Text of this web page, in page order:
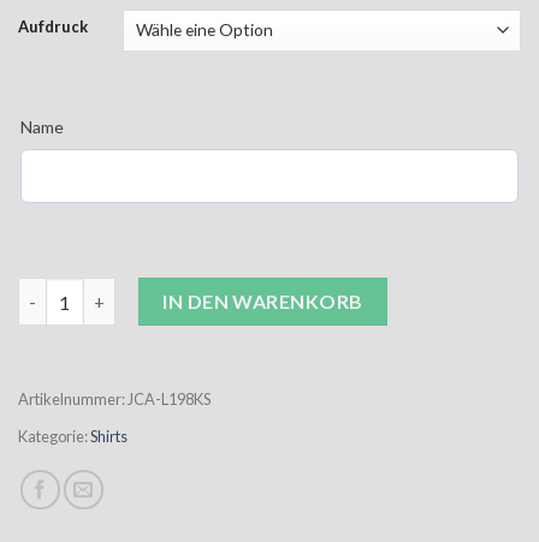
Aufdruck
Name
IN DEN WARENKORB
Artikelnummer: JCA-L198KS
Kategorie:Shirts